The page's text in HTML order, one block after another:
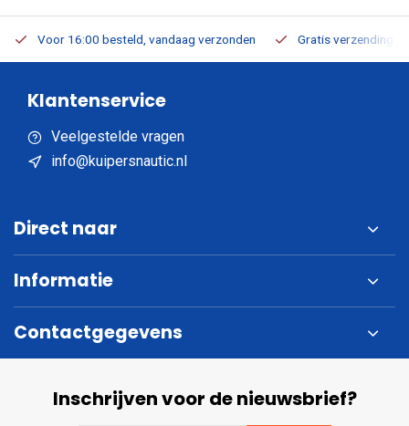
Voor 16:00 besteld, vandaag verzonden Gratis verzending
Klantenservice
Veelgestelde vragen
info@kuipersnautic.nl
Direct naar
Informatie
Contactgegevens
Inschrijven voor de nieuwsbrief?